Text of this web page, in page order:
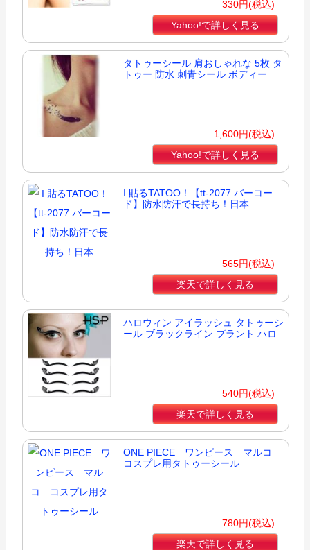
330円(税込)
Yahoo!で詳しく見る
タトゥーシール 肩おしゃれな 5枚 タ
トゥー 防水 刺青シール ボディー
1,600円(税込)
Yahoo!で詳しく見る
I 貼るTATOO！【tt-2077 バーコー
ド】防水防汗で長持ち！日本
565円(税込)
楽天で詳しく見る
ハロウィン アイラッシュ タトゥーシ
ール ブラックライン プラント ハロ
540円(税込)
楽天で詳しく見る
ONE PIECE ワンピース マルコ
コスプレ用タトゥーシール
780円(税込)
楽天で詳しく見る